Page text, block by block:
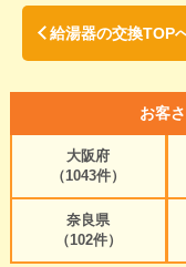
給湯器の交換TOP
お客
大阪府
（1043件）
奈良県
（102件）